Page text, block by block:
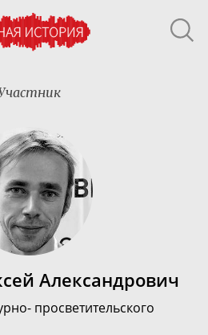
Александрович
просветительского